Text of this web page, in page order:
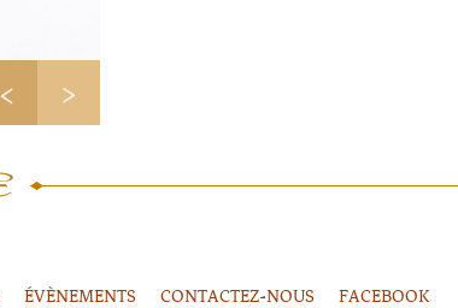
ÉVÈNEMENTS CONTACTEZ-NOUS FACEBOOK